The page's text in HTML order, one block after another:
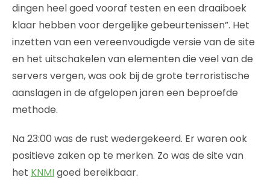
dingen heel goed vooraf testen en een draaiboek
klaar hebben voor dergelijke gebeurtenissen”. Het
inzetten van een vereenvoudigde versie van de site
en het uitschakelen van elementen die veel van de
servers vergen, was ook bij de grote terroristische
aanslagen in de afgelopen jaren een beproefde
methode.
Na 23:00 was de rust wedergekeerd. Er waren ook
positieve zaken op te merken. Zo was de site van
het KNMIgoed bereikbaar.